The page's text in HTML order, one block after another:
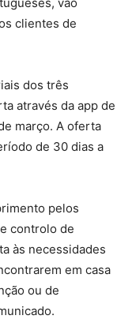
vão
clientes de
dos três
através da app de
março. A oferta
de 30 dias a
pelos
controlo de
às necessidades
em casa
ou de